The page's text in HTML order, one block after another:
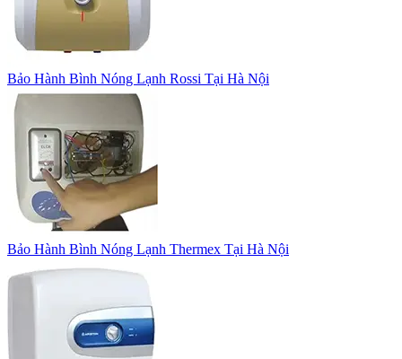
Bảo Hành Bình Nóng Lạnh Rossi Tại Hà Nội
Bảo Hành Bình Nóng Lạnh Thermex Tại Hà Nội